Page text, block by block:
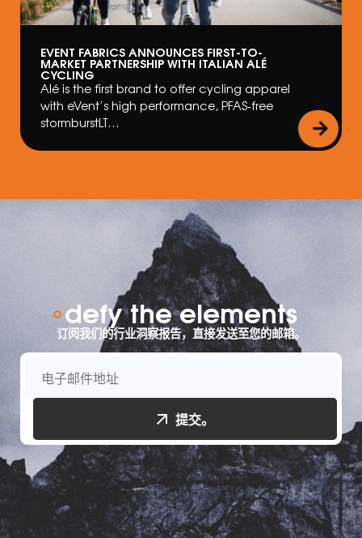
EVENT FABRICS ANNOUNCES FIRST-TO-
MARKET PARTNERSHIP WITH ITALIAN ALÉ
CYCLING
Alé is the first brand to offer cycling apparel
with eVent’s high performance, PFAS-free
stormburstLT…
defy the elements
订阅我们的行业洞察报告，直接发送至您的邮箱。
提交。